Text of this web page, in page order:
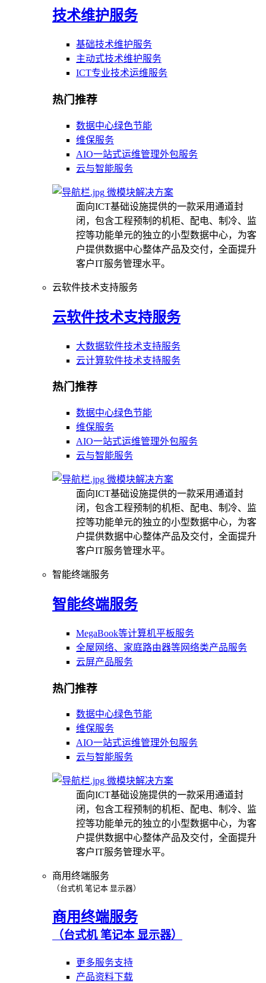
技术维护服务
基础技术维护服务
主动式技术维护服务
ICT专业技术运维服务
热门推荐
数据中心绿色节能
维保服务
AIO一站式运维管理外包服务
云与智能服务
微模块解决方案
面向ICT基础设施提供的一款采用通道封
闭，包含工程预制的机柜、配电、制冷、监
控等功能单元的独立的小型数据中心，为客
户提供数据中心整体产品及交付，全面提升
客户IT服务管理水平。
云软件技术支持服务
云软件技术支持服务
大数据软件技术支持服务
云计算软件技术支持服务
热门推荐
数据中心绿色节能
维保服务
AIO一站式运维管理外包服务
云与智能服务
微模块解决方案
面向ICT基础设施提供的一款采用通道封
闭，包含工程预制的机柜、配电、制冷、监
控等功能单元的独立的小型数据中心，为客
户提供数据中心整体产品及交付，全面提升
客户IT服务管理水平。
智能终端服务
智能终端服务
MegaBook等计算机平板服务
全屋网络、家庭路由器等网络类产品服务
云屏产品服务
热门推荐
数据中心绿色节能
维保服务
AIO一站式运维管理外包服务
云与智能服务
微模块解决方案
面向ICT基础设施提供的一款采用通道封
闭，包含工程预制的机柜、配电、制冷、监
控等功能单元的独立的小型数据中心，为客
户提供数据中心整体产品及交付，全面提升
客户IT服务管理水平。
商用终端服务
（台式机 笔记本 显示器）
商用终端服务
（台式机 笔记本 显示器）
更多服务支持
产品资料下载